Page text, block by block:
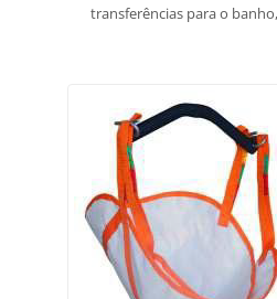
transferências para o banho,